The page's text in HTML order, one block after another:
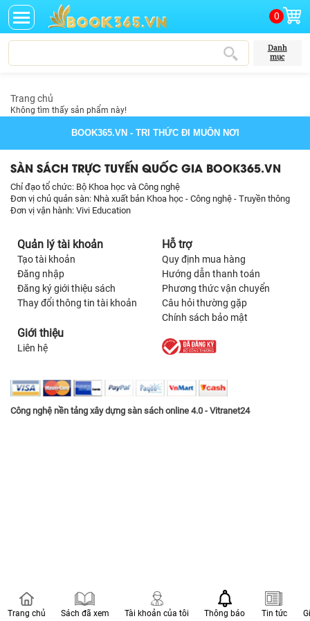
0
Danh
mục
Trang chủ
Không tìm thấy sản phẩm này!
BOOK365.VN - TRI THỨC ĐI MUÔN NƠI
SÀN SÁCH TRỰC TUYẾN QUỐC GIA BOOK365.VN
Chỉ đạo tổ chức: Bộ Khoa học và Công nghệ
Đơn vị chủ quản sàn: Nhà xuất bản Khoa học - Công nghệ - Truyền thông
Đơn vị vận hành: Vivi Education
Quản lý tài khoản
Tạo tài khoản
Đăng nhập
Đăng ký giới thiệu sách
Thay đổi thông tin tài khoản
Hỗ trợ
Quy định mua hàng
Hướng dẫn thanh toán
Phương thức vận chuyển
Câu hỏi thường gặp
Chính sách bảo mật
Giới thiệu
Liên hệ
Công nghệ nền tảng xây dựng sàn sách online 4.0 - Vitranet24
Trang chủ Sách đã xem Tài khoản của tôi Thông báo Tin tức